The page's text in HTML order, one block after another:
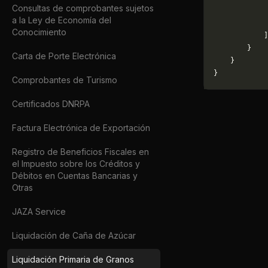
Consultas de comprobantes sujetos
a la Ley de Economía del
Conocimiento
Carta de Porte Electrónica
Comprobantes de Turismo
Certificados DNRPA
Factura Electrónica de Exportación
Registro de Beneficios Fiscales en
el Impuesto sobre los Créditos y
Débitos en Cuentas Bancarias y
Otras
JAZA Service
Liquidación de Caña de Azúcar
Liquidación Primaria de Granos
        }
    }
}